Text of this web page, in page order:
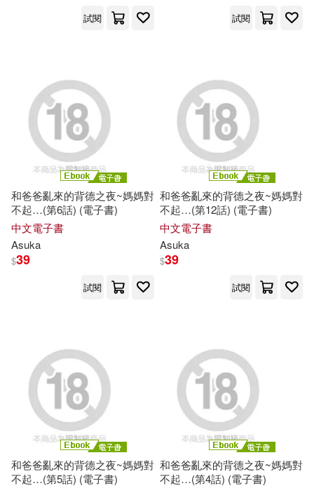
試閱 試閱
和爸爸亂來的背德之夜~媽媽對
不起…(第6話) (電子書)
中文電子書
Asuka
$39
試閱
和爸爸亂來的背德之夜~媽媽對
不起…(第12話) (電子書)
中文電子書
Asuka
$39
試閱
和爸爸亂來的背德之夜~媽媽對
不起…(第5話) (電子書)
和爸爸亂來的背德之夜~媽媽對
不起…(第4話) (電子書)